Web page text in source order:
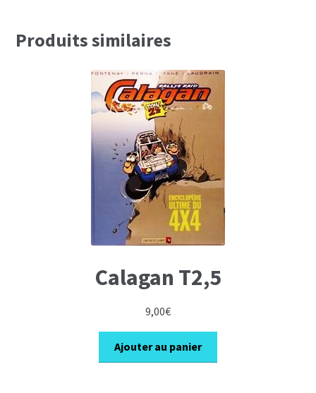
Produits similaires
Calagan T2,5
9,00€
Ajouter au panier